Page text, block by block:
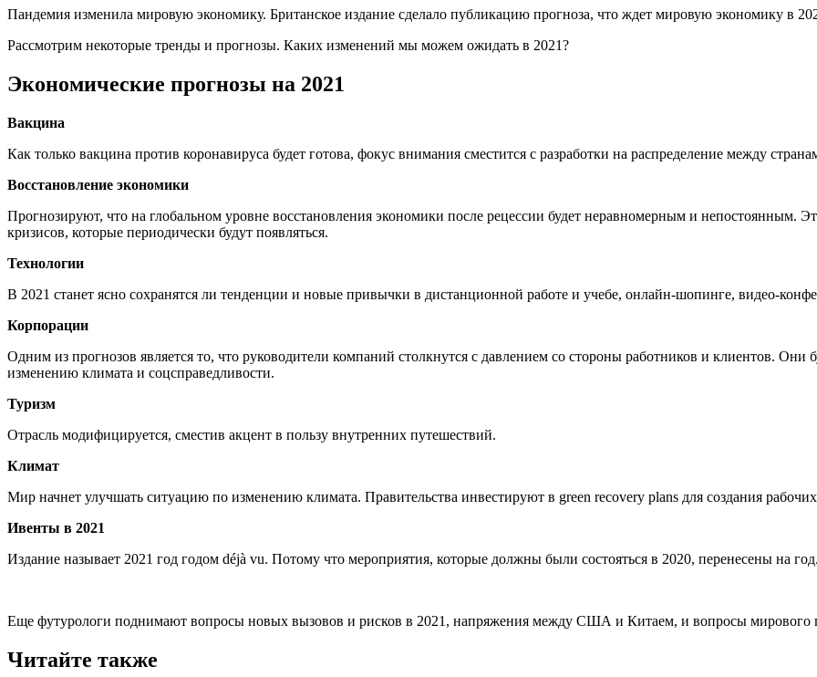
Пандемия изменила мировую экономику. Британское издание сделало публикацию прогноза, что ждет мировую экономику в
Рассмотрим некоторые тренды и прогнозы. Каких изменений мы можем ожидать в 2021?
Экономические прогнозы на 2021
Вакцина
Как только вакцина против коронавируса будет готова, фокус внимания сместится с разработки на распределение между
Восстановление экономики
Прогнозируют, что на глобальном уровне восстановления экономики после рецессии будет неравномерным и непостоянным.
кризисов, которые периодически будут появляться.
Технологии
В 2021 станет ясно сохранятся ли тенденции и новые привычки в дистанционной работе и учебе, онлайн-шопинге, видео-
Корпорации
Одним из прогнозов является то, что руководители компаний столкнутся с давлением со стороны работников и клиентов. Они
изменению климата и соцсправедливости.
Туризм
Отрасль модифицируется, сместив акцент в пользу внутренних путешествий.
Климат
Мир начнет улучшать ситуацию по изменению климата. Правительства инвестируют в green recovery plans для создания
Ивенты в 2021
Издание называет 2021 год годом déjà vu. Потому что мероприятия, которые должны были состояться в 2020, перенесены на
Еще футурологи поднимают вопросы новых вызовов и рисков в 2021, напряжения между США и Китаем, и вопросы мирового
Читайте также